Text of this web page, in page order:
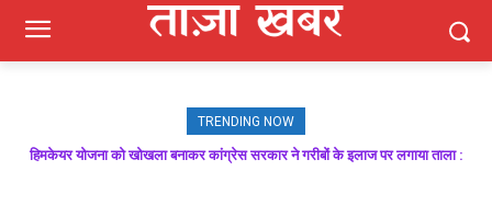
TRENDING NOW
हिमकेयर योजना को खोखला बनाकर कांग्रेस सरकार ने गरीबों के इलाज पर लगाया ताला :